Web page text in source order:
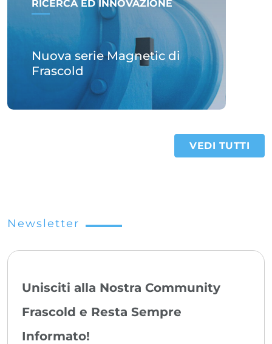
RICERCA ED INNOVAZIONE
Nuova serie Magnetic di
Frascold
VEDI TUTTI
Newsletter
Unisciti alla Nostra Community
Frascold e Resta Sempre
Informato!